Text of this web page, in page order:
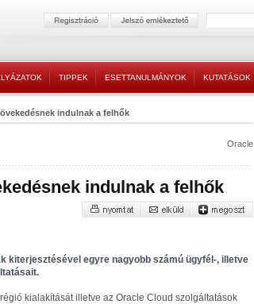
TIPPEK ESETTANULMÁNYOK KUTATÁSOK
indulnak a felhők
Oracle
indulnak a felhők
kiterjesztésével egyre nagyobb számú ügyfél-, illetve
kialakítását illetve az Oracle Cloud szolgáltatások